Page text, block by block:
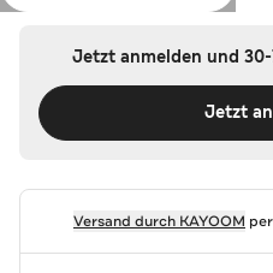
Jetzt anmelden und 30-
Jetzt
Versand durch KAYOOM